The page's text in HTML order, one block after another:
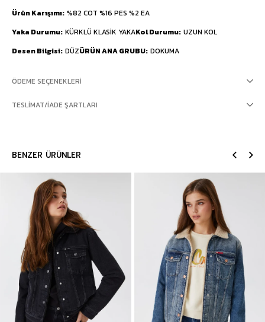
Ürün Karışımı %82 COT %16 PES %2 EA
Yaka Durumu KÜRKLÜ KLASİK YAKAKol Durumu UZUN KOL
Desen Bilgisi DÜZÜRÜN ANA GRUBU DOKUMA
ÖDEME SEÇENEKLERI
TESLIMAT/İADE ŞARTLARI
BENZER ÜRÜNLER